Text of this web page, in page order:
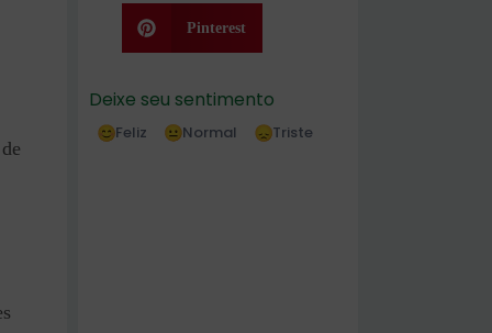
Pinterest
Deixe seu sentimento
Feliz Normal Triste